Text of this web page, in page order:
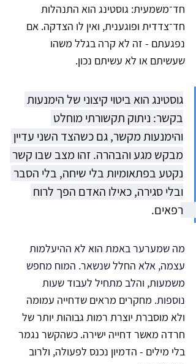
חד־משמעית: גוסטינג הוא התנהלות
חד־צדדית ופוגענית, ואין לו הצדקה. אם
נפגעתם - זה לא קרה בגלל משהו
שעשיתם או לא עשיתם נכון.
גוסטינג הוא ביטוי קיצוני של הימנעות
בקשר: ניתוק תקשורתי מוחלט
והימנעות מקשר, גם כשהצד השני עדיין
מבקש מגע והבהרה. זהו מצב שבו קשר
נקטע בפתאומיות בלי שיחה, בלי הסבר
ובלי סגירה, כאילו האדם הפך לרוח
רפאים.
מה שמערער באמת הוא לא ההיעלמות
עצמה, אלא החלל שנשאר. המוח מחפש
משמעות, והלב מתחיל לעבוד שעות
נוספות. מחקרים מראים שדחייה עמומה
ולא מוסברת יוצרת רמות גבוהות יותר של
חרדה מאשר דחייה ישירה. כשהקשר נגמר
בלי מילים - הדמיון נכנס לפעולה, ולרוב